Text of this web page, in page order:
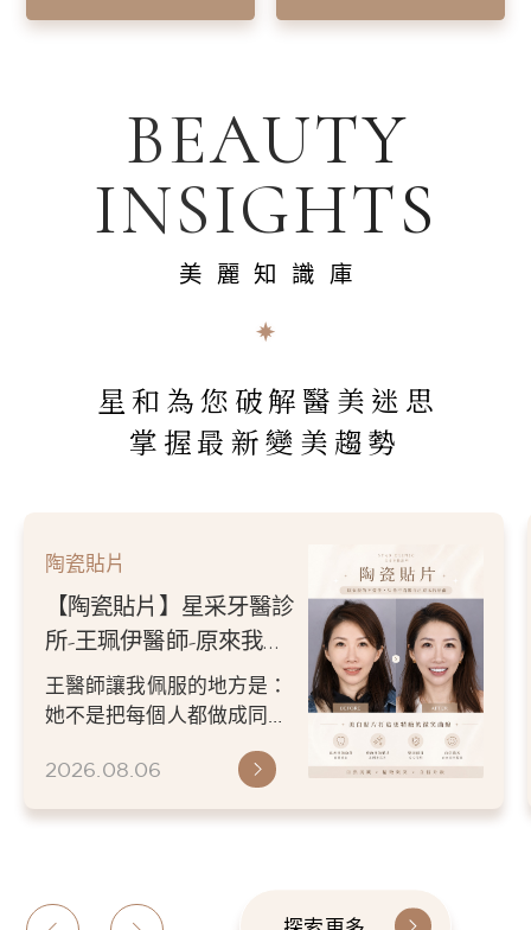
BEAUTY
INSIGHTS
美麗知識庫
星和為您破解醫美迷思
掌握最新變美趨勢
陶瓷貼片
【陶瓷貼片】星采牙醫診
所-王珮伊醫師-原來我的
不愛笑，只是不喜歡自己
原本的牙齒
王醫師讓我佩服的地方是：
她不是把每個人都做成同一
更適合自己的樣子。 現...
2026.08.06